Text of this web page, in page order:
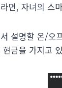
면, 자녀의 스
설명할 온/오
금을 가지고